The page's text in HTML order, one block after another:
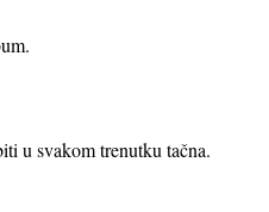
u svakom trenutku tačna.